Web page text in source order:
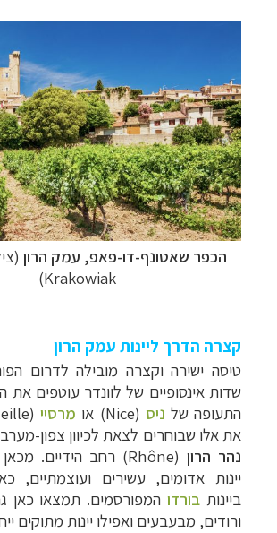
הכפר שאטונף-דו-פאפ, עמק הרון
Krakowiak)
קצרה הדרך ליינות עמק הרון
טיסה ישירה וקצרה מובילה לדרום
שדות אינסופיים של לוונדר עוטפים את
התעופה של ניס (
Nice) או מרסיי(
את אלו שבוחרים לצאת לכיוון צפון-
נהר הרון (
Rhône) רחב הידיים. מכאן
יינות אדומים, עשירים ועוצמתיים,
ביינות בורדוהמפורסמים. תמצאו כאן
ורודים, מבעבעים ואפילו יינות מתוקים